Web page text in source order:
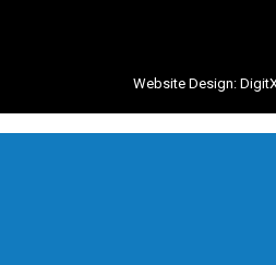
Website Design: